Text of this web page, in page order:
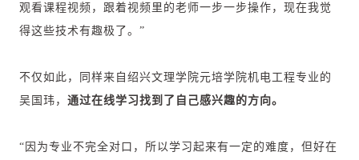
观看课程视频，跟着视频里的老师一步一步操作，现在我觉
得这些技术有趣极了。”
不仅如此，同样来自绍兴文理学院元培学院机电工程专业的
吴国玮， 通过在线学习找到了自己感兴趣的方向。
“因为专业不完全对口，所以学习起来有一定的难度，但好在